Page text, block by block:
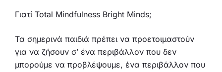
Γιατί Total Mindfulness Bright Minds;
Τα σημερινά παιδιά πρέπει να προετοιμαστούν
για να ζήσουν σ’ ένα περιβάλλον που δεν
μπορούμε να προβλέψουμε, ένα περιβάλλον που